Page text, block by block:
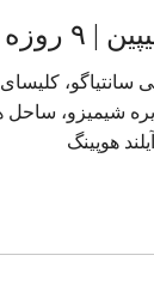
بهمن
سانتیاگو،
شیمیزو، ساحل
هوپینگ